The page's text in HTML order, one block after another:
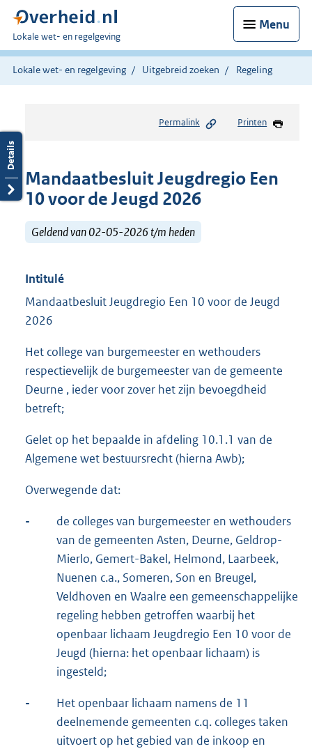
Menu
U
bent
hier:
Lokale wet- en regelgeving
Lokale wet- en regelgeving Uitgebreid zoeken Regeling
Permalink Printen
Mandaatbesluit Jeugdregio Een
10 voor de Jeugd 2026
Geldend van 02-05-2026 t/m heden
Intitulé
Mandaatbesluit Jeugdregio Een 10 voor de Jeugd
2026
Het college van burgemeester en wethouders
respectievelijk de burgemeester van de gemeente
Deurne , ieder voor zover het zijn bevoegdheid
betreft;
Gelet op het bepaalde in afdeling 10.1.1 van de
Algemene wet bestuursrecht (hierna Awb);
Overwegende dat:
-
de colleges van burgemeester en wethouders
van de gemeenten Asten, Deurne, Geldrop-
Mierlo, Gemert-Bakel, Helmond, Laarbeek,
Nuenen c.a., Someren, Son en Breugel,
Veldhoven en Waalre een gemeenschappelijke
regeling hebben getroffen waarbij het
openbaar lichaam Jeugdregio Een 10 voor de
Jeugd (hierna: het openbaar lichaam) is
ingesteld;
-
Het openbaar lichaam namens de 11
deelnemende gemeenten c.q. colleges taken
uitvoert op het gebied van de inkoop en